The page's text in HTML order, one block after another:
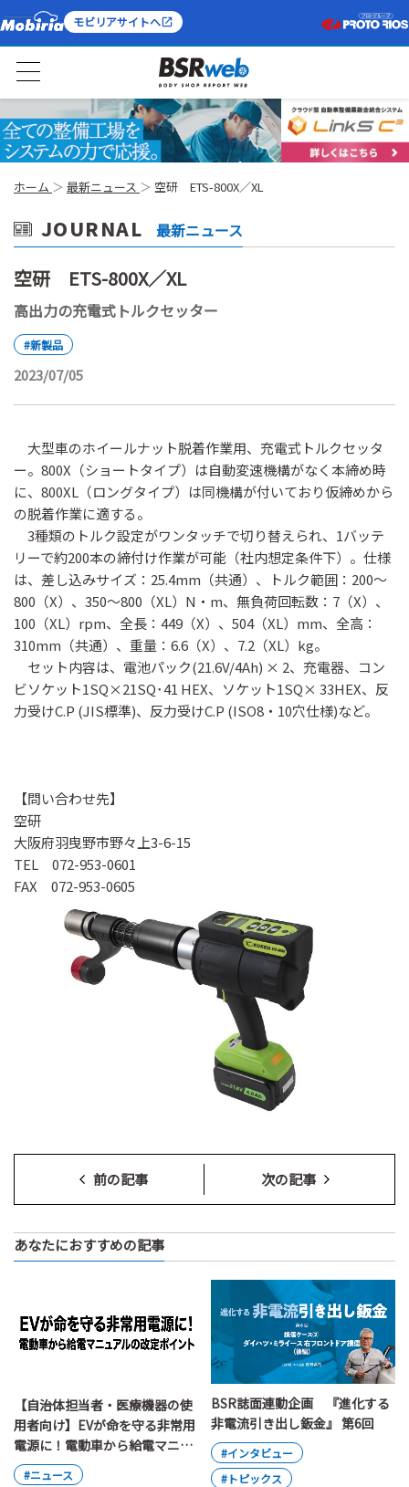
モビリアサイトへ
ホーム 最新ニュース 空研 ETS-800X／XL
JOURNAL 最新ニュース
空研 ETS-800X／XL
高出力の充電式トルクセッター
#新製品
2023/07/05
大型車のホイールナット脱着作業用、充電式トルクセッタ
ー。800X（ショートタイプ）は自動変速機構がなく本締め時
に、800XL（ロングタイプ）は同機構が付いており仮締めから
の脱着作業に適する。
3種類のトルク設定がワンタッチで切り替えられ、1バッテ
リーで約200本の締付け作業が可能（社内想定条件下）。仕様
は、差し込みサイズ：25.4mm（共通）、トルク範囲：200～
800（X）、350～800（XL）N・m、無負荷回転数：7（X）、
100（XL）rpm、全長：449（X）、504（XL）mm、全高：
310mm（共通）、重量：6.6（X）、7.2（XL）kg。
セット内容は、電池パック(21.6V/4Ah) × 2、充電器、コン
ビソケット1SQ×21SQ･41 HEX、ソケット1SQ× 33HEX、反
力受けC.P (JIS標準)、反力受けC.P (ISO8・10穴仕様)など。
【問い合わせ先】
空研
大阪府羽曳野市野々上3-6-15
TEL 072-953-0601
FAX 072-953-0605
前の記事 次の記事
あなたにおすすめの記事
【自治体担当者・医療機器の使
用者向け】EVが命を守る非常用
電源に！電動車から給電マニュ
アルの改定ポイント
#ニュース
BSR誌面連動企画 『進化する
非電流引き出し鈑金』 第6回
#インタビュー
#トピックス